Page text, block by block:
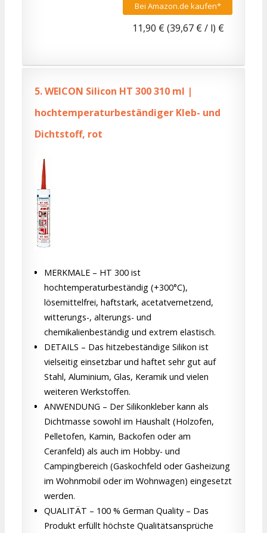
Bei Amazon.de kaufen*
11,90 € (39,67 € / l) €
5.WEICON Silicon HT 300 310 ml |
hochtemperaturbeständiger Kleb- und
Dichtstoff, rot
MERKMALE – HT 300 ist
hochtemperaturbeständig (+300°C),
lösemittelfrei, haftstark, acetatvernetzend,
witterungs-, alterungs- und
chemikalienbeständig und extrem elastisch.
DETAILS – Das hitzebeständige Silikon ist
vielseitig einsetzbar und haftet sehr gut auf
Stahl, Aluminium, Glas, Keramik und vielen
weiteren Werkstoffen.
ANWENDUNG – Der Silikonkleber kann als
Dichtmasse sowohl im Haushalt (Holzofen,
Pelletofen, Kamin, Backofen oder am
Ceranfeld) als auch im Hobby- und
Campingbereich (Gaskochfeld oder Gasheizung
im Wohnmobil oder im Wohnwagen) eingesetzt
werden.
QUALITÄT – 100 % German Quality – Das
Produkt erfüllt höchste Qualitätsansprüche